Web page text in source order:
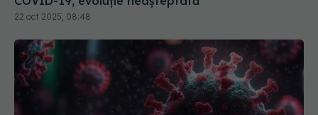
22 oct 2025, 08:48